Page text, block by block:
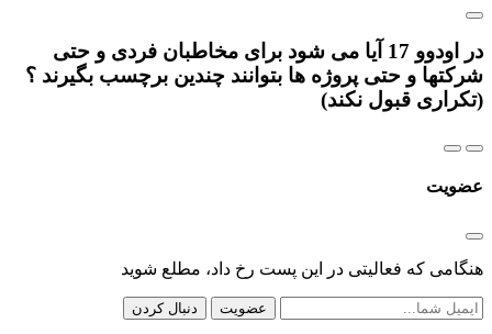
در اودوو 17 آیا می شود برای مخاطبان فردی و حتی
شرکتها و حتی پروژه ها بتوانند چندین برچسب بگیرند ؟
(تکراری قبول نکند)
عضویت
هنگامی که فعالیتی در این پست رخ داد، مطلع شوید
عضویت دنبال کردن